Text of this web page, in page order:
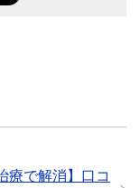
療で解消】口コ